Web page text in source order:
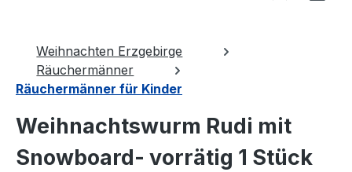
Weihnachten Erzgebirge
Räuchermänner
Räuchermänner für Kinder
Weihnachtswurm Rudi mit
Snowboard- vorrätig 1 Stück